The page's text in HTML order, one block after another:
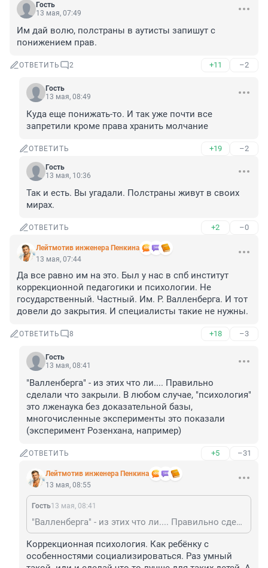
Гость
13 мая, 07:49
Им дай волю, полстраны в аутисты запишут с
понижением прав.
ОТВЕТИТЬ 2 +11 –2
Гость
13 мая, 08:49
Куда еще понижать-то. И так уже почти все
запретили кроме права хранить молчание
ОТВЕТИТЬ +19 –2
Гость
13 мая, 10:36
Так и есть. Вы угадали. Полстраны живут в своих
мирах.
ОТВЕТИТЬ +2 –0
Лейтмотив инженера Пенкина
13 мая, 07:44
Да все равно им на это. Был у нас в спб институт
коррекционной педагогики и психологии. Не
государственный. Частный. Им. Р. Валленберга. И тот
довели до закрытия. И специалисты такие не нужны.
ОТВЕТИТЬ 8 +18 –3
Гость
13 мая, 08:41
"Валленберга" - из этих что ли.... Правильно
сделали что закрыли. В любом случае, "психология"
это лженаука без доказательной базы,
многочисленные эксперименты это показали
(эксперимент Розенхана, например)
ОТВЕТИТЬ +5 –31
Лейтмотив инженера Пенкина
13 мая, 08:55
Гость13 мая, 08:41
"Валленберга" - из этих что ли.... Правильно сделали что закрыли. В любом случае, "психология" это лженаука без доказательной базы, многочисленные эксперименты это показали (эксперимент Розенхана, например)
Коррекционная психология. Как ребёнку с
особенностями социализироваться. Раз умный